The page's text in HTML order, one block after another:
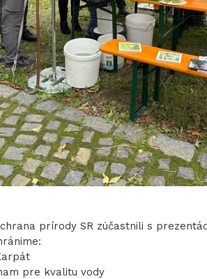
prírody SR zúčastnili s
pre kvalitu vody